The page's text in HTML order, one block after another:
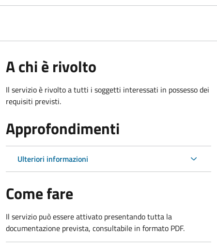
A chi è rivolto
Il servizio è rivolto a tutti i soggetti interessati in possesso dei
requisiti previsti.
Approfondimenti
Ulteriori informazioni
Come fare
Il servizio può essere attivato presentando tutta la
documentazione prevista, consultabile in formato PDF.